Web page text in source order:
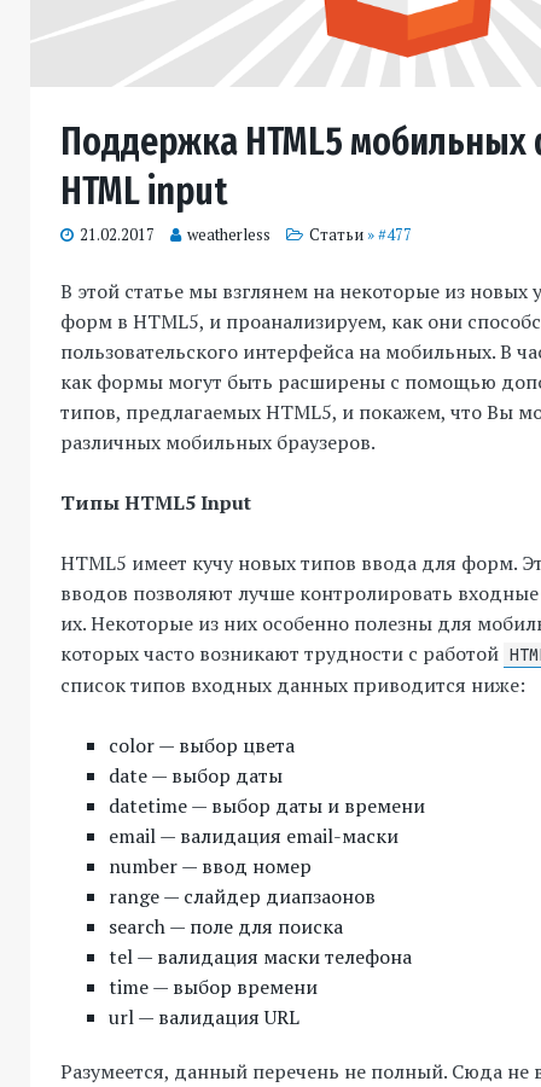
Поддержка HTML5
HTML input
21.02.2017 weatherless Статьи» #477
В этой статье мы взглянем на некоторые из новых
форм в HTML5, и проанализируем, как они
пользовательского интерфейса на мобильных.В
как формы могут быть расширены с помощью
типов, предлагаемых HTML5, и покажем, что Вы
различных мобильных браузеров.
Типы HTML5 Input
HTML5 имеет кучу новых типов ввода для форм.
вводов позволяют лучше контролировать
их. Некоторые из них особенно полезны для
которых часто возникают трудности с работой
список типов входных данных приводится ниже:
color — выбор цвета
date — выбор даты
datetime — выбор даты и времени
email — валидация email-маски
number — ввод номер
range — слайдер диапзаонов
search — поле для поиска
tel — валидация маски телефона
time — выбор времени
url — валидация URL
Разумеется, данный перечень не полный. Сюда